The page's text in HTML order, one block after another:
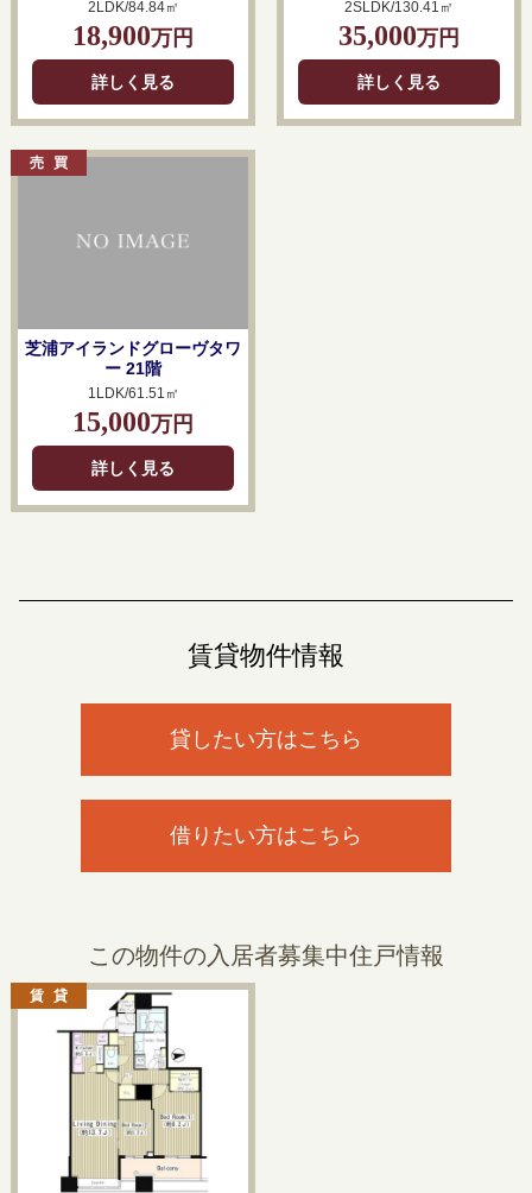
2LDK/84.84㎡
18,900万円
詳しく見る
2SLDK/130.41㎡
35,000万円
詳しく見る
芝浦アイランドグローヴタワ
ー 21階
1LDK/61.51㎡
15,000万円
詳しく見る
賃貸物件情報
貸したい方はこちら
借りたい方はこちら
この物件の入居者募集中住戸情報